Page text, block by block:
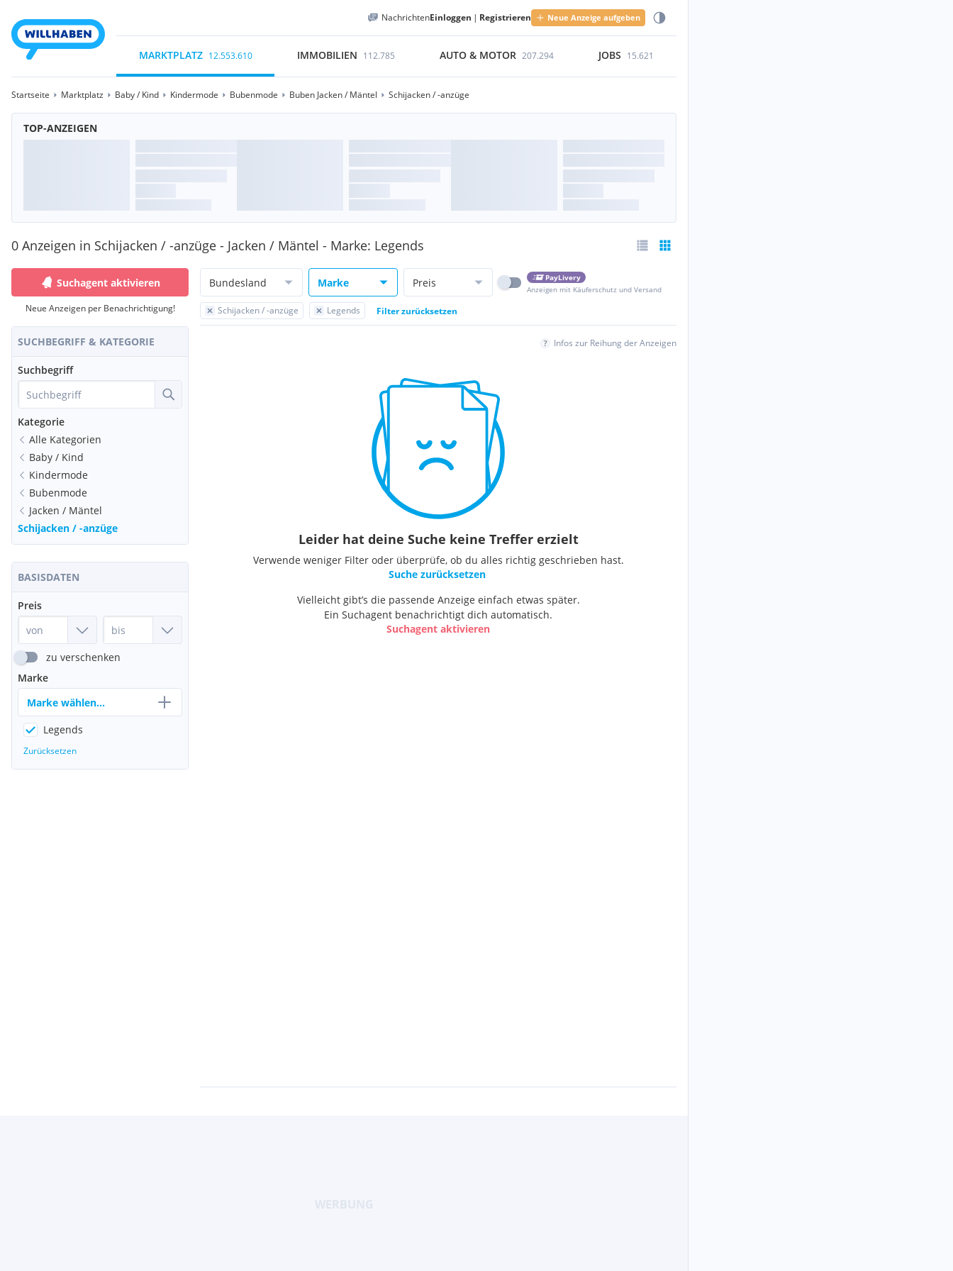
NachrichtenEinloggen | Registrieren Neue Anzeige aufgeben
MARKTPLATZ 12.553.610 IMMOBILIEN 112.785 AUTO & MOTOR 207.294 JOBS 15.621
Startseite Marktplatz Baby / Kind Kindermode Bubenmode Buben Jacken / Mäntel Schijacken / -anzüge
TOP-ANZEIGEN
0 Anzeigen in Schijacken / -anzüge - Jacken / Mäntel - Marke: Legends
Suchagent aktivieren
Neue Anzeigen per Benachrichtigung!
SUCHBEGRIFF & KATEGORIE
Suchbegriff
Kategorie
Alle Kategorien
Baby / Kind
Kindermode
Bubenmode
Jacken / Mäntel
Schijacken / -anzüge
BASISDATEN
Preis
zu verschenken
Marke
Marke wählen...
Legends
Zurücksetzen
Bundesland Marke Preis
PayLivery
Anzeigen mit Käuferschutz und Versand
Schijacken / -anzüge Legends Filter zurücksetzen
Infos zur Reihung der Anzeigen
Leider hat deine Suche keine Treffer erzielt
Verwende weniger Filter oder überprüfe, ob du alles richtig geschrieben hast.
Suche zurücksetzen
Vielleicht gibt’s die passende Anzeige einfach etwas später.
Ein Suchagent benachrichtigt dich automatisch.
Suchagent aktivieren